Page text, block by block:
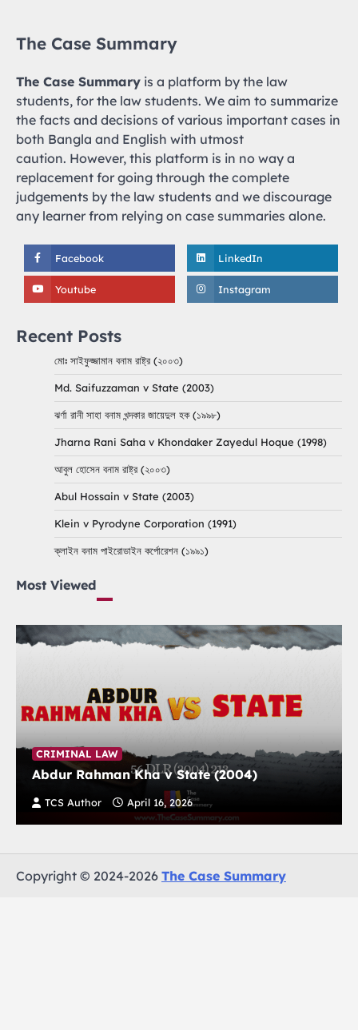
The Case Summary
The Case Summary is a platform by the law
students, for the law students. We aim to summarize
the facts and decisions of various important cases in
both Bangla and English with utmost
caution. However, this platform is in no way a
replacement for going through the complete
judgements by the law students and we discourage
any learner from relying on case summaries alone.
Facebook LinkedIn
Youtube Instagram
Recent Posts
মোঃ সাইফুজ্জামান বনাম রাষ্ট্র (২০০৩)
Md. Saifuzzaman v State (2003)
ঝর্ণা রানী সাহা বনাম খন্দকার জায়েদুল হক (১৯৯৮)
Jharna Rani Saha v Khondaker Zayedul Hoque (1998)
আবুল হোসেন বনাম রাষ্ট্র (২০০৩)
Abul Hossain v State (2003)
Klein v Pyrodyne Corporation (1991)
ক্লাইন বনাম পাইরোডাইন কর্পোরেশন (১৯৯১)
Most Viewed
CRIMINAL LAW
Abdur Rahman Kha v State (2004)
TCS Author April 16, 2026
Copyright © 2024-2026 The Case Summary